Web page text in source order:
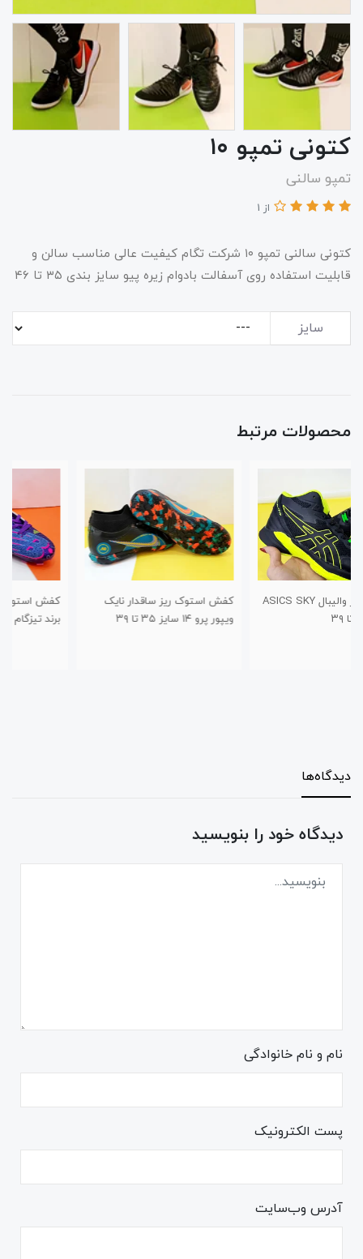
کتونی تمپو ۱۰
تمپو سالنی
از 1
​​​​کتونی سالنی تمپو ۱۰ شرکت تگام کیفیت عالی مناسب سالن و
قابلیت استفاده روی آسفالت بادوام زیره پیو سایز بندی ۳۵ تا ۴۶
سایز
محصولات مرتبط
کفش استوک ریز ساقدار نایک
ویپور پرو ۱۴ سایز ۳۵ تا ۳۹
کفش استوک چمن طرح نیوبالانس
برند تیزگام سایز ۳۰ تا ۳۴
دیدگاه‌ها
دیدگاه خود را بنویسید
نام و نام خانوادگی
پست الکترونیک
آدرس وب‌سایت